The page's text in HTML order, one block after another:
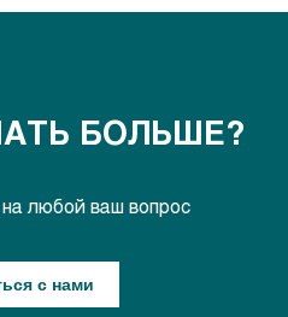
БОЛЬШЕ?
любой ваш вопрос
с нами